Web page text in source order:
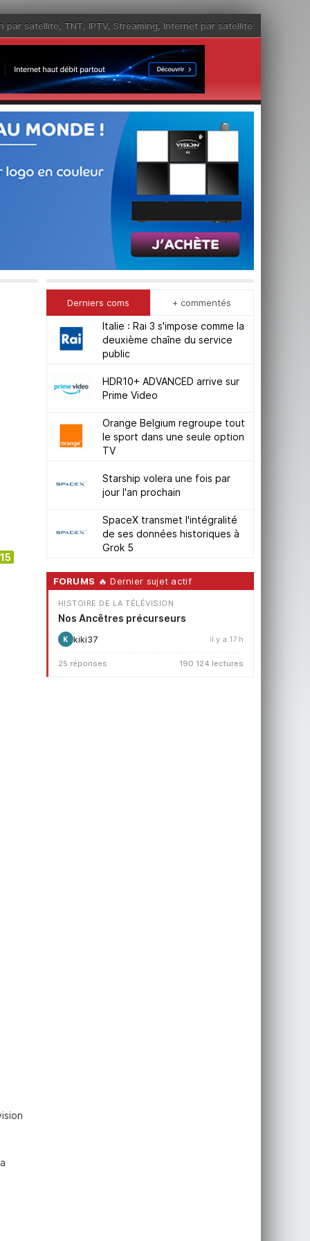
par satellite, TNT, IPTV, Streaming, Internet par satellite
15
Derniers coms + commentés
Italie : Rai 3 s'impose comme la
deuxième chaîne du service
public
HDR10+ ADVANCED arrive sur
Prime Video
Orange Belgium regroupe tout
le sport dans une seule option
TV
Starship volera une fois par
jour l'an prochain
SpaceX transmet l'intégralité
de ses données historiques à
Grok 5
FORUMS 🔥 Dernier sujet actif
HISTOIRE DE LA TÉLÉVISION
Nos Ancêtres précurseurs
K kiki37 il y a 17 h
25 réponses 190 124 lectures